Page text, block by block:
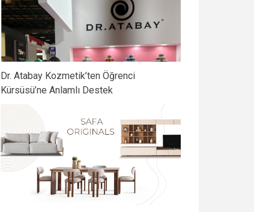
Dr. Atabay Kozmetik’ten Öğrenci
Kürsüsü’ne Anlamlı Destek